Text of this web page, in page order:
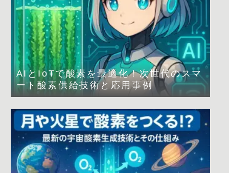
AIとIoTで酸素を最適化！次世代のスマ
ート酸素供給技術と応用事例